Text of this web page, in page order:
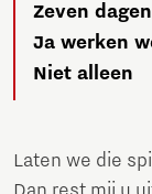
Zeven
Ja werken
Niet alleen
Laten we die